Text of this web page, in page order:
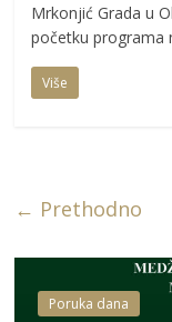
Mrkonjić Grada u
početku programa
Više
← Prethodno
Poruka dana